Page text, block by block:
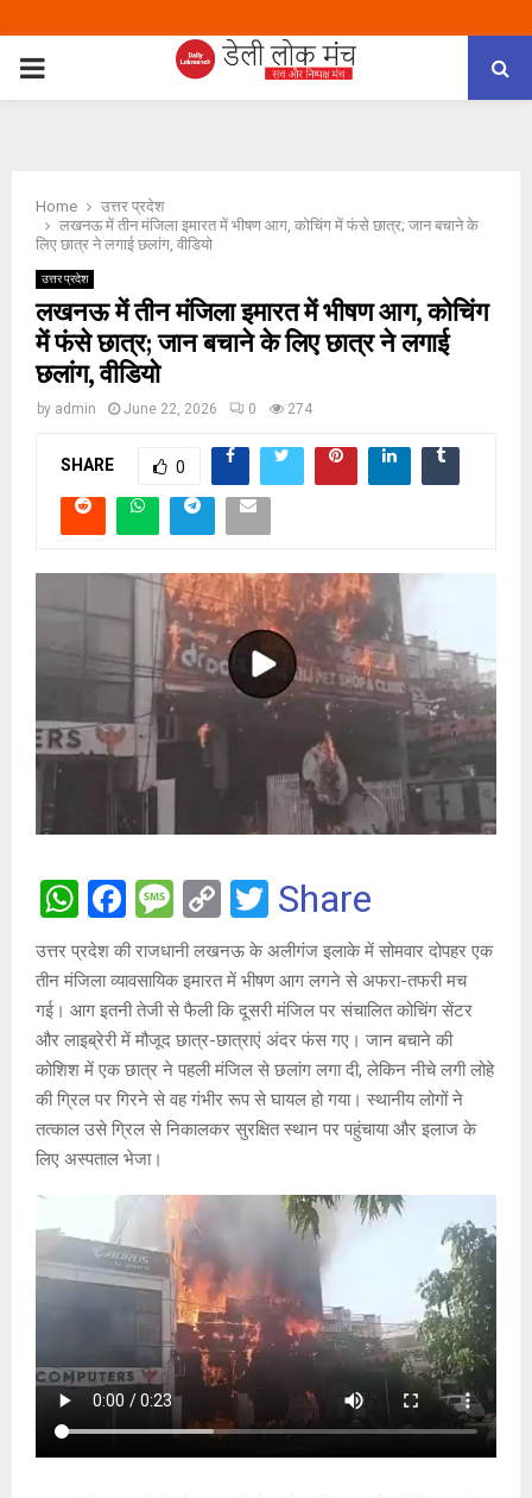
PRIMARY
Home
उत्तर प्रदेश
लखनऊ में तीन मंजिला इमारत में भीषण आग, कोचिंग में फंसे छात्र; जान बचाने के
लिए छात्र ने लगाई छलांग, वीडियो
उत्तर प्रदेश
लखनऊ में तीन मंजिला इमारत में भीषण आग, कोचिंग
में फंसे छात्र; जान बचाने के लिए छात्र ने लगाई
छलांग, वीडियो
by admin June 22, 2026 0 274
SHARE 0
W
h
at
s
A
p
p
F
a
ce
b
o
o
k
M
es
s
a
g
e
C
o
py
Li
n
k
T
wi
tt
er
Share
उत्तर प्रदेश की राजधानी लखनऊ के अलीगंज इलाके में सोमवार दोपहर एक
तीन मंजिला व्यावसायिक इमारत में भीषण आग लगने से अफरा-तफरी मच
गई। आग इतनी तेजी से फैली कि दूसरी मंजिल पर संचालित कोचिंग सेंटर
और लाइब्रेरी में मौजूद छात्र-छात्राएं अंदर फंस गए। जान बचाने की
कोशिश में एक छात्र ने पहली मंजिल से छलांग लगा दी, लेकिन नीचे लगी लोहे
की ग्रिल पर गिरने से वह गंभीर रूप से घायल हो गया। स्थानीय लोगों ने
तत्काल उसे ग्रिल से निकालकर सुरक्षित स्थान पर पहुंचाया और इलाज के
लिए अस्पताल भेजा।